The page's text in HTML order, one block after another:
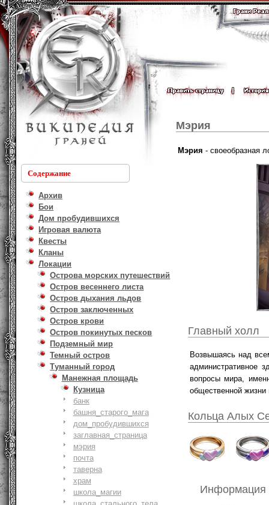
Содержание
Архив
Бои
Дом пробудившихся
Игровая валюта
Квесты
Кланы
Локации
Острова морских путешествий
Остров весеннего листа
Остров дыхания льдов
Остров заключенных
Остров крови
Остров покинутых песков
Подземный мир
Темный остров
Туманный город
Манежная площадь
Кузница
банк
башня_старого_мага
дом_пробудившихся
заглавная_страница
мэрия
почта
таверна
храм
школа_магии
Мэрия
Мэрия - своеобразная
Главный холл
Возвышаясь над
административное
вопросы мира,
общественной жизни
Кольца Алых
Информация